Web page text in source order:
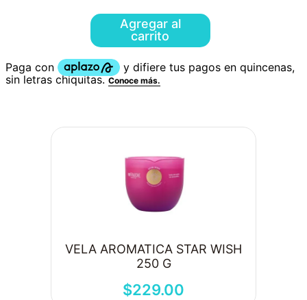
Agregar al
carrito
VELA AROMATICA STAR WISH
250 G
$229.00